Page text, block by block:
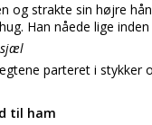
og strakte sin højre
Han nåede lige
sjæl
parteret i stykker
til ham